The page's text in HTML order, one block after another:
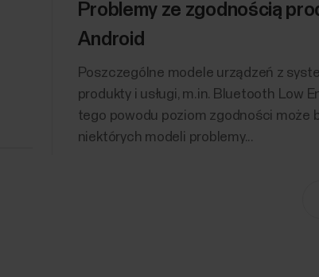
Problemy ze zgodnością
Android
Poszczególne modele urządzeń z
produkty i usługi, m.in. Bluetooth Low
tego powodu poziom zgodności może
niektórych modeli problemy...